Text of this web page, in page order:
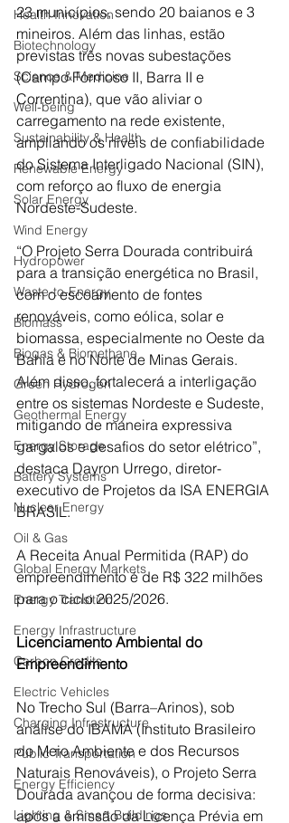
Health Innovation
Biotechnology
Science & Medicine
Well-being
Sustainability & Health
Renewable Energy
Solar Energy
Wind Energy
Hydropower
Waste-to-Energy
Biomass
Biogas & Biomethane
Green Hydrogen
Geothermal Energy
Energy Storage
Battery Systems
Nuclear Energy
Oil & Gas
Global Energy Markets
Energy Transition
Energy Infrastructure
Carbon Credits
Electric Vehicles
Charging Infrastructure
Public Transportation
Energy Efficiency
Lighting & Smart Buildings
23 municípios, sendo 20 baianos e 3
mineiros. Além das linhas, estão
previstas três novas subestações
(Campo Formoso II, Barra II e
Correntina), que vão aliviar o
carregamento na rede existente,
ampliando os níveis de confiabilidade
do Sistema Interligado Nacional (SIN),
com reforço ao fluxo de energia
Nordeste-Sudeste.
“O Projeto Serra Dourada contribuirá
para a transição energética no Brasil,
com o escoamento de fontes
renováveis, como eólica, solar e
biomassa, especialmente no Oeste da
Bahia e no Norte de Minas Gerais.
Além disso, fortalecerá a interligação
entre os sistemas Nordeste e Sudeste,
mitigando de maneira expressiva
gargalos e desafios do setor elétrico”,
destaca Dayron Urrego, diretor-
executivo de Projetos da ISA ENERGIA
BRASIL.
A Receita Anual Permitida (RAP) do
empreendimento é de R$ 322 milhões
para o ciclo 2025/2026.
Licenciamento Ambiental do
Empreendimento
No Trecho Sul (Barra–Arinos), sob
análise do IBAMA (Instituto Brasileiro
do Meio Ambiente e dos Recursos
Naturais Renováveis), o Projeto Serra
Dourada avançou de forma decisiva:
após a emissão da Licença Prévia em